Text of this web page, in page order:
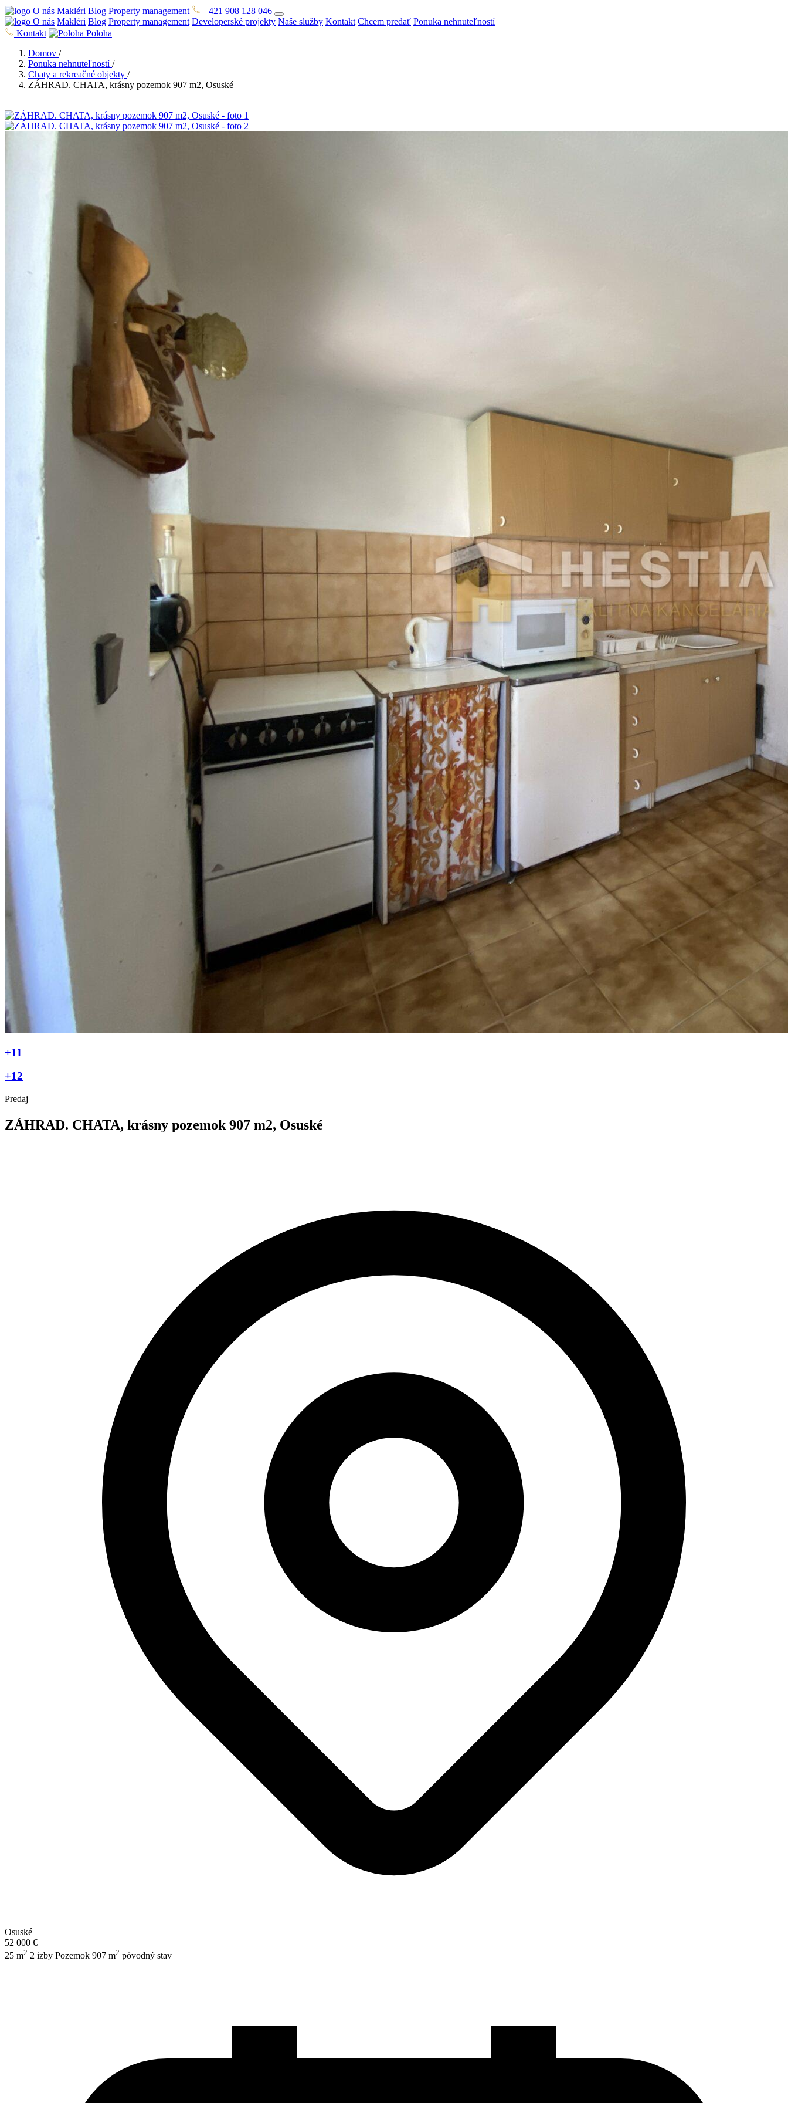
O nás Makléri Blog Property management
+421 908 128 046
O nás Makléri Blog Property management Developerské projekty Naše služby Kontakt Chcem predať Ponuka nehnuteľností
Kontakt
Poloha
Domov /
Ponuka nehnuteľností /
Chaty a rekreačné objekty /
ZÁHRAD. CHATA, krásny pozemok 907 m2, Osuské
+11
+12
Predaj
ZÁHRAD. CHATA, krásny pozemok 907 m2, Osuské
Osuské
52 000 €
25 m2 2 izby Pozemok 907 m2 pôvodný stav